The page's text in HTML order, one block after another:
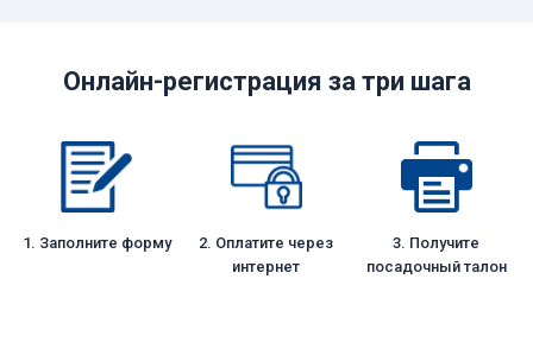
Онлайн-регистрация за три шага
1. Заполните форму
2. Оплатите через
интернет
3. Получите
посадочный талон